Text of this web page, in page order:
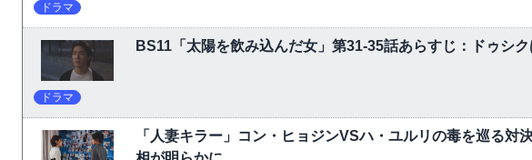
ドラマ
BS11「太陽を飲み込んだ女」第31-35話あらすじ：ドゥシ
ドラマ
「人妻キラー」コン・ヒョジンVSハ・ユルリの毒を巡る対